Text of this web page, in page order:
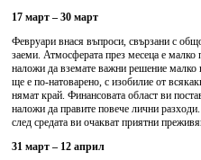
17 март – 30 март
Февруари внася въпроси, свързани с
заеми. Атмосферата през месеца е малко
наложи да вземате важни решение малко
ще е по-натоварено, с изобилие от
нямат край. Финансовата област ви
наложи да правите повече лични
след средата ви очакват приятни
31 март – 12 април